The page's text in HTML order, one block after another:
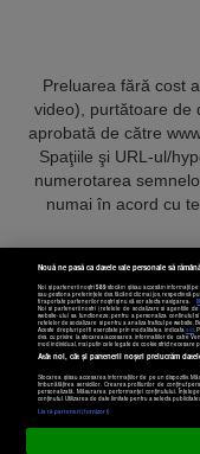
Preluarea fără cost
video), purtătoare de
aprobată de către
Spaţiile şi URL-ul/
numerotarea
numai în acord cu
Termeni și condiții
Setări cookies
Nouă ne pasă ca datele tale personale să
Noi și partenerii noștri589stocăm și/sau accesăm informații
sau gestiona preferințele dvs. făcând clic mai jos, respectiv vă
fi raportate partenerilor noștri și nu vă vor afecta navigarea.
Noi si partenerii nostri (retelele de socializare si agentiile
website-ului sa functioneze, pentru a personaliza continutul
retelelor de socializare si pentru a analiza traficul pe website.
Aceste drepturi pot fi exercitate prin modalitatea indicataaici.
dvs. cu privire la stocarea/accesarea informatiilor de catre
mod individual, mai putin cele legate de cookie strict necesare
Atât noi, cât și partenerii noștri prelucrăm
Stocarea și/sau accesarea informațiilor de pe un dispozitiv.
îmbunătățirea serviciilor. Crearea profilurilor de conținut
personalizată. Măsurarea performanței conținutului.
conținutul. Utilizarea de date limitate pentru a selecta
Listă parteneri (furnizori)